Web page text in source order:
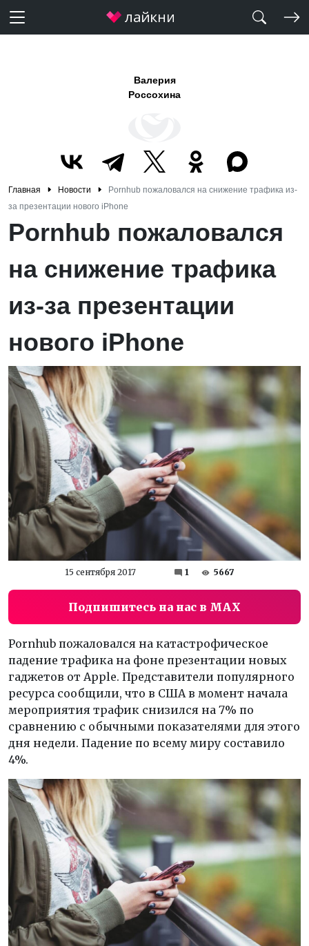
Валерия
Россохина
Главная Новости
Pornhub пожаловался на снижение трафика из-
за презентации нового iPhone
Pornhub пожаловался
на снижение трафика
из-за презентации
нового iPhone
15 сентября 2017 1 5667
Подпишитесь на нас в MAX
Pornhub пожаловался на катастрофическое
падение трафика на фоне презентации новых
гаджетов от Apple. Представители популярного
ресурса сообщили, что в США в момент начала
мероприятия трафик снизился на 7% по
сравнению с обычными показателями для этого
дня недели. Падение по всему миру составило
4%.